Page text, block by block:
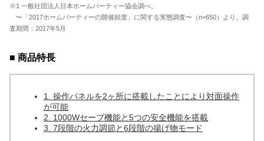
※1 一般社団法人日本ホームパーティー協会調べ。
〜「2017ホームパーティーの開催頻度」に関する実態調査〜（n=650）より。調
査期間：2017年5月
■ 商品特長
1. 操作パネルを2ヶ所に搭載したことにより対面操作
が可能
2. 1000Wセーブ機能と5つの安全機能を搭載
3. 7段階の火力調節と6段階の揚げ物モード